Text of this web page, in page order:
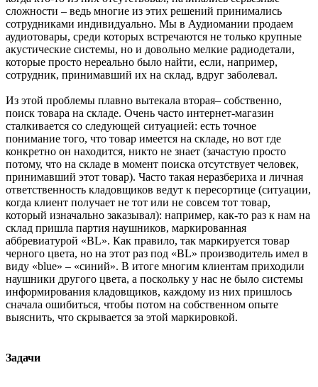
сложности – ведь многие из этих решений принимались
сотрудниками индивидуально. Мы в Аудиомании продаем
аудиотовары, среди которых встречаются не только крупные
акустические системы, но и довольно мелкие радиодетали,
которые просто нереально было найти, если, например,
сотрудник, принимавший их на склад, вдруг заболевал.
Из этой проблемы плавно вытекала вторая– собственно,
поиск товара на складе. Очень часто интернет-магазин
сталкивается со следующей ситуацией: есть точное
понимание того, что товар имеется на складе, но вот где
конкретно он находится, никто не знает (зачастую просто
потому, что на складе в момент поиска отсутствует человек,
принимавший этот товар). Часто такая неразбериха и личная
ответственность кладовщиков ведут к пересортице (ситуации,
когда клиент получает не тот или не совсем тот товар,
который изначально заказывал): например, как-то раз к нам на
склад пришла партия наушников, маркированная
аббревиатурой «BL». Как правило, так маркируется товар
черного цвета, но на этот раз под «BL» производитель имел в
виду «blue» – «синий». В итоге многим клиентам приходили
наушники другого цвета, а поскольку у нас не было системы
информирования кладовщиков, каждому из них пришлось
сначала ошибиться, чтобы потом на собственном опыте
выяснить, что скрывается за этой маркировкой.
Задачи